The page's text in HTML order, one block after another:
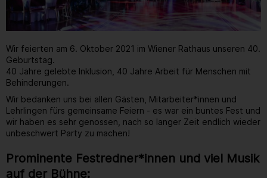
Wir feierten am 6. Oktober 2021 im Wiener Rathaus unseren 40.
Geburtstag.
40 Jahre gelebte Inklusion, 40 Jahre Arbeit für Menschen mit
Behinderungen.
Wir bedanken uns bei allen Gästen, Mitarbeiter*innen und
Lehrlingen fürs gemeinsame Feiern - es war ein buntes Fest und
wir haben es sehr genossen, nach so langer Zeit endlich wieder
unbeschwert Party zu machen!
Prominente Festredner*innen und viel Musik
auf der Bühne: